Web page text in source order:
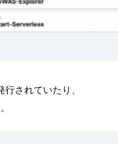
されていたり、